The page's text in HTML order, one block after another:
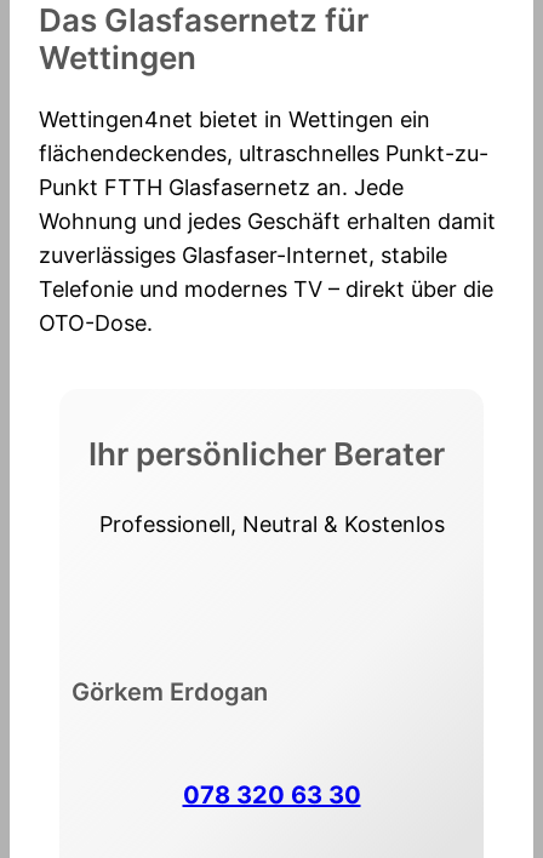
Das Glasfasernetz für
Wettingen
Wettingen4net bietet in Wettingen ein
flächendeckendes, ultraschnelles Punkt-zu-
Punkt FTTH Glasfasernetz an. Jede
Wohnung und jedes Geschäft erhalten damit
zuverlässiges Glasfaser-Internet, stabile
Telefonie und modernes TV – direkt über die
OTO-Dose.
Ihr persönlicher Berater
Professionell, Neutral & Kostenlos
Görkem Erdogan
078 320 63 30